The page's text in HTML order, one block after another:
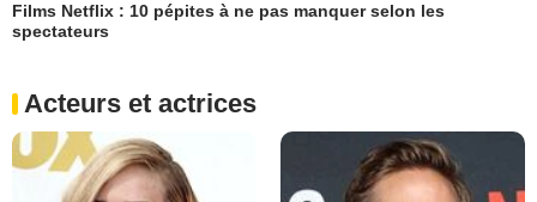
Films Netflix : 10 pépites à ne pas manquer selon les
spectateurs
Acteurs et actrices